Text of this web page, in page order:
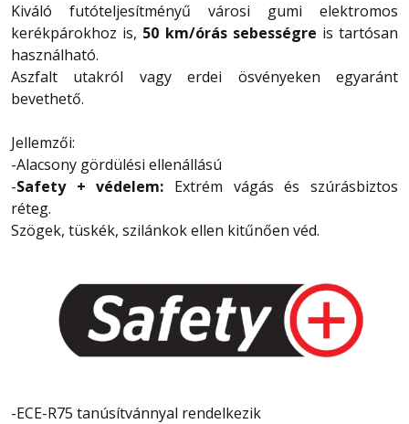
Kiváló futóteljesítményű városi gumi elektromos
kerékpárokhoz is, 50 km/órás sebességre is tartósan
használható.
Aszfalt utakról vagy erdei ösvényeken egyaránt
bevethető.
Jellemzői:
-Alacsony gördülési ellenállású
-Safety + védelem: Extrém vágás és szúrásbiztos
réteg.
Szögek, tüskék, szilánkok ellen kitűnően véd.
-ECE-R75 tanúsítvánnyal rendelkezik